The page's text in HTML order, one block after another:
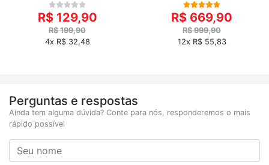
R$ 129,90
R$ 199,90
4x R$ 32,48
R$ 669,90
R$ 999,90
12x R$ 55,83
Perguntas e respostas
Ainda tem alguma dúvida? Conte para nós, responderemos o mais
rápido possível